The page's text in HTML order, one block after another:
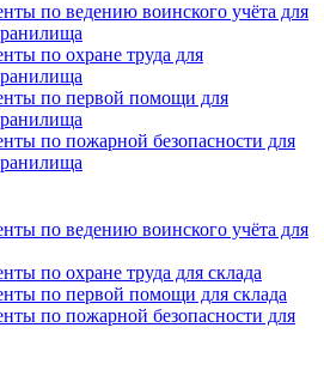
по ведению воинского учёта для
по охране труда для
по первой помощи для
по пожарной безопасности для
по ведению воинского учёта для
по охране труда для склада
по первой помощи для склада
по пожарной безопасности для